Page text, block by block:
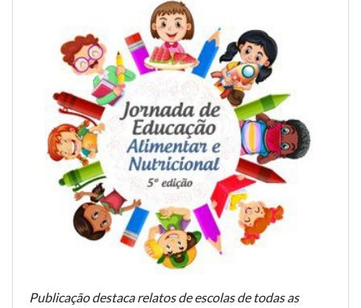
Publicação destaca relatos de escolas de todas as